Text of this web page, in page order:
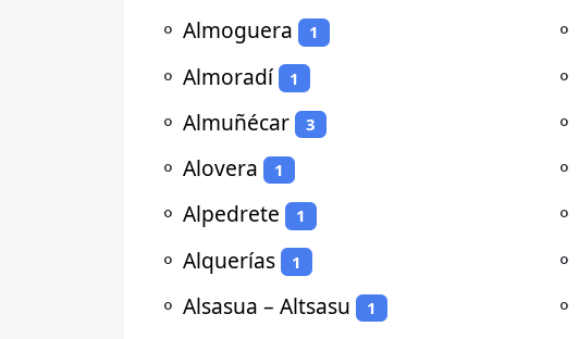
⚬ Almoguera 1
⚬ Almoradí 1
⚬ Almuñécar 3
⚬ Alovera 1
⚬ Alpedrete 1
⚬ Alquerías 1
⚬ Alsasua – Altsasu 1
⚬
⚬
⚬
⚬
⚬
⚬
⚬